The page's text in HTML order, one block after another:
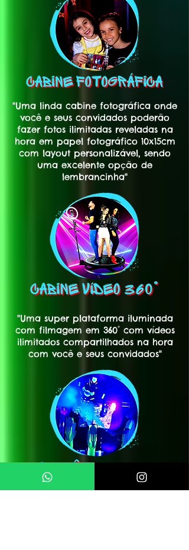
"Uma linda cabine fotográfica onde
você e seus convidados poderão
fazer fotos ilimitadas reveladas na
hora em papel fotográfico 10x15cm
com layout personalizável, sendo
uma excelente opção de
lembrancinha"
"Uma super plataforma iluminada
com filmagem em 360° com vídeos
ilimitados compartilhados na hora
com você e seus convidados"